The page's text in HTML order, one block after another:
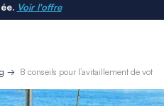
Voir l'offre
8 conseils pour l’avitaillement de votre